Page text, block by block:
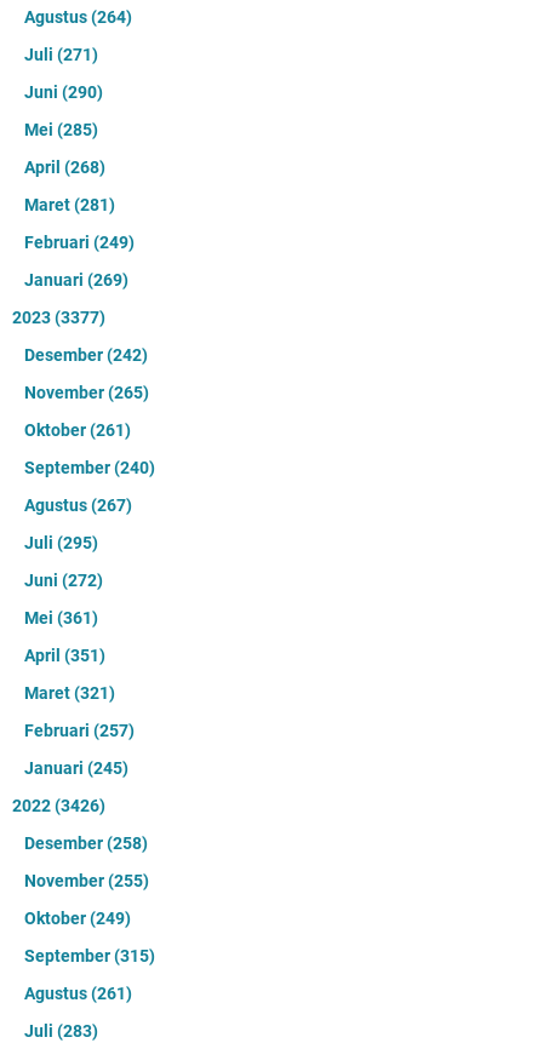
Agustus(264)
Juli (271)
Juni (290)
Mei (285)
April (268)
Maret(281)
Februari (249)
Januari (269)
2023(3377)
Desember(242)
November(265)
Oktober(261)
September(240)
Agustus(267)
Juli (295)
Juni (272)
Mei (361)
April (351)
Maret(321)
Februari (257)
Januari (245)
2022(3426)
Desember(258)
November(255)
Oktober(249)
September(315)
Agustus(261)
Juli (283)